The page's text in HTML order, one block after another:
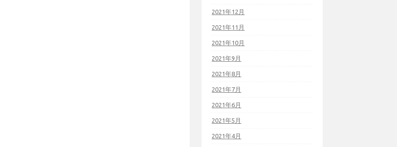
2021年12月
2021年11月
2021年10月
2021年9月
2021年8月
2021年7月
2021年6月
2021年5月
2021年4月